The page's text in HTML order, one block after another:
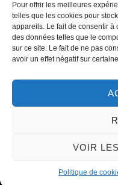
Pour offrir les meilleures
telles que les cookies pour
appareils. Le fait de consentir à
des données telles que le
sur ce site. Le fait de ne pas
avoir un effet négatif sur
VOIR
Politique de
tel
Copyright © 2022 |